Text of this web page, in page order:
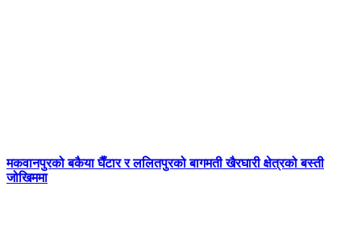
मकवानपुरको बकैया घैँटार र ललितपुरको बागमती खैरघारी क्षेत्रको बस्ती
जोखिममा